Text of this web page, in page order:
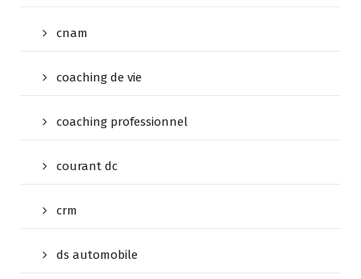
cnam
coaching de vie
coaching professionnel
courant dc
crm
ds automobile